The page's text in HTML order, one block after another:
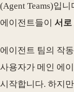
(Agent Teams)입
에이전트들이 서로
에이전트 팀의 작
사용자가 메인 에
시작합니다. 하지